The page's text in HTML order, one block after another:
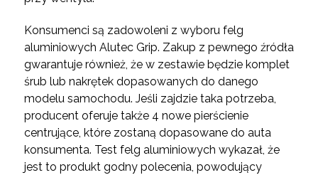
Konsumenci są zadowoleni z wyboru felg
aluminiowych Alutec Grip. Zakup z pewnego źródła
gwarantuje również, że w zestawie będzie komplet
śrub lub nakrętek dopasowanych do danego
modelu samochodu. Jeśli zajdzie taka potrzeba,
producent oferuje także 4 nowe pierścienie
centrujące, które zostaną dopasowane do auta
konsumenta. Test felg aluminiowych wykazał, że
jest to produkt godny polecenia, powodujący